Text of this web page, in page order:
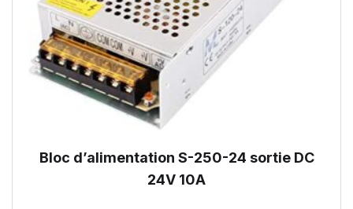
Bloc d’alimentation S-250-24 sortie DC
24V 10A